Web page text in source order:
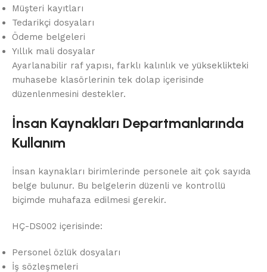
Müşteri kayıtları
Tedarikçi dosyaları
Ödeme belgeleri
Yıllık mali dosyalar
Ayarlanabilir raf yapısı, farklı kalınlık ve yükseklikteki
muhasebe klasörlerinin tek dolap içerisinde
düzenlenmesini destekler.
İnsan Kaynakları Departmanlarında
Kullanım
İnsan kaynakları birimlerinde personele ait çok sayıda
belge bulunur. Bu belgelerin düzenli ve kontrollü
biçimde muhafaza edilmesi gerekir.
HÇ-DS002 içerisinde:
Personel özlük dosyaları
İş sözleşmeleri